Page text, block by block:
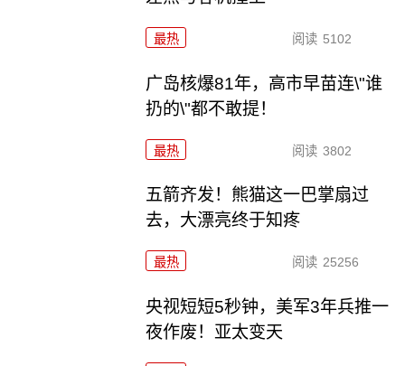
最热 阅读 5102
广岛核爆81年，高市早苗连\"谁
扔的\"都不敢提！
最热 阅读 3802
五箭齐发！熊猫这一巴掌扇过
去，大漂亮终于知疼
最热 阅读 25256
央视短短5秒钟，美军3年兵推一
夜作废！亚太变天